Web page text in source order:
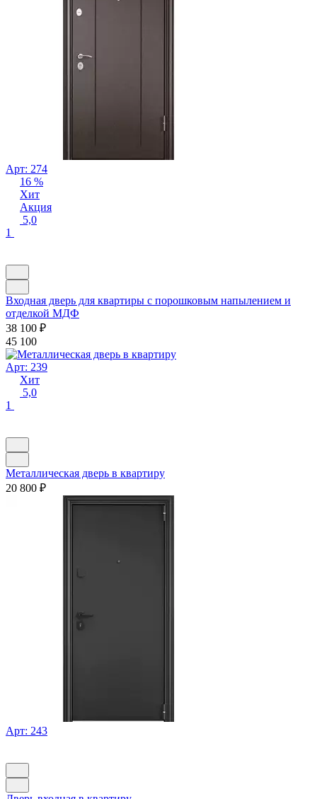
Арт: 274
16 %
Хит
Акция
5,0
1
Входная дверь для квартиры с порошковым напылением и
отделкой МДФ
38 100 ₽
45 100
Арт: 239
Хит
5,0
1
Металлическая дверь в квартиру
20 800 ₽
Арт: 243